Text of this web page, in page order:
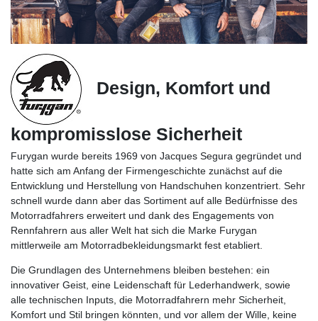
Design, Komfort und
kompromisslose Sicherheit
Furygan wurde bereits 1969 von Jacques Segura gegründet und
hatte sich am Anfang der Firmengeschichte zunächst auf die
Entwicklung und Herstellung von Handschuhen konzentriert. Sehr
schnell wurde dann aber das Sortiment auf alle Bedürfnisse des
Motorradfahrers erweitert und dank des Engagements von
Rennfahrern aus aller Welt hat sich die Marke Furygan
mittlerweile am Motorradbekleidungsmarkt fest etabliert.
Die Grundlagen des Unternehmens bleiben bestehen: ein
innovativer Geist, eine Leidenschaft für Lederhandwerk, sowie
alle technischen Inputs, die Motorradfahrern mehr Sicherheit,
Komfort und Stil bringen könnten, und vor allem der Wille, keine